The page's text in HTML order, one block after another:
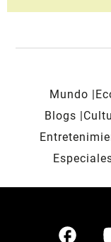
Mundo
Blogs